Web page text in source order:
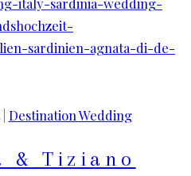
| Destination Wedding
& Tiziano